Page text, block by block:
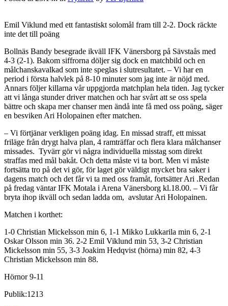
Emil Viklund med ett fantastiskt solomål fram till 2-2. Dock räckte
inte det till poäng
Bollnäs Bandy besegrade ikväll IFK Vänersborg på Sävstaås med
4-3 (2-1). Bakom siffrorna döljer sig dock en matchbild och en
målchanskavalkad som inte speglas i slutresultatet. – Vi har en
period i första halvlek på 8-10 minuter som jag inte är nöjd med.
Annars följer killarna vår uppgjorda matchplan hela tiden. Jag tycker
att vi långa stunder driver matchen och har svårt att se oss spela
bättre och skapa mer chanser men ändå inte få med oss poäng, säger
en besviken Ari Holopainen efter matchen.
– Vi förtjänar verkligen poäng idag. En missad straff, ett missat
friläge från drygt halva plan, 4 ramträffar och flera klara målchanser
missades. Tyvärr gör vi några individuella misstag som direkt
straffas med mål bakåt. Och detta måste vi ta bort. Men vi måste
fortsätta tro på det vi gör, för laget gör väldigt mycket bra saker i
dagens match och det får vi ta med oss framåt, fortsätter Ari .Redan
på fredag väntar IFK Motala i Arena Vänersborg kl.18.00. – Vi får
bryta ihop ikväll och sedan ladda om, avslutar Ari Holopainen.
Matchen i korthet:
1-0 Christian Mickelsson min 6, 1-1 Mikko Lukkarila min 6, 2-1
Oskar Olsson min 36. 2-2 Emil Viklund min 53, 3-2 Christian
Mickelsson min 55, 3-3 Joakim Hedqvist (hörna) min 82, 4-3
Christian Mickelsson min 88.
Hörnor 9-11
Publik:1213